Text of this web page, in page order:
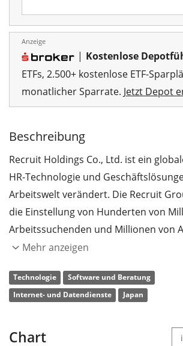
Anzeige
| Kostenlose
ETFs, 2.500+ kostenlose ETF-
monatlicher Sparrate. Jetzt Depot
Beschreibung
Recruit Holdings Co., Ltd. ist ein
HR-Technologie und
Arbeitswelt verändert. Die Recruit
die Einstellung von Hunderten von
Arbeitssuchenden und Millionen von
jeden Monat durch ihre HR-Matching-
durch ihr globales
Gruppe bietet auch
ihre Matching-Plattformen für
Mehr anzeigen
Technologie
Software und Beratung
Internet- und Datendienste
Japan
Chart